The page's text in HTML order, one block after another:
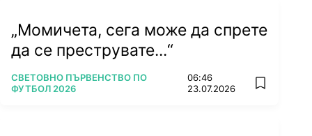
„Момичета, сега може да спрете
да се преструвате...“
ПОВЕЧЕ ОТ
СВЕТОВНО ПЪРВЕНСТВО ПО
ФУТБОЛ 2026
06:46
23.07.2026
add